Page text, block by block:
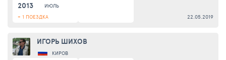
2013
ИЮЛЬ
+ 1 ПОЕЗДКА
22.05.2019
ИГОРЬ ШИХОВ
КИРОВ